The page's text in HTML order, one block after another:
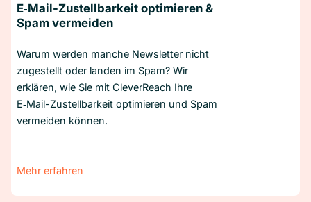
E‑Mail-Zustellbarkeit optimieren &
Spam vermeiden
Warum werden manche Newsletter nicht
zugestellt oder landen im Spam? Wir
erklären, wie Sie mit CleverReach Ihre
E‑Mail-Zustellbarkeit optimieren und Spam
vermeiden können.
Mehr erfahren